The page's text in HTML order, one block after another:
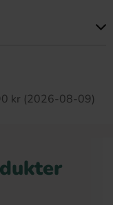
kr (2026-08-09)